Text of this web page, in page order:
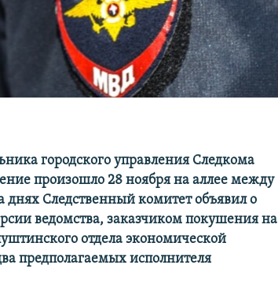
городского управления Следкома
произошло 28 ноября на аллее между
Следственный комитет объявил о
ведомства, заказчиком покушения на
отдела экономической
предполагаемых исполнителя